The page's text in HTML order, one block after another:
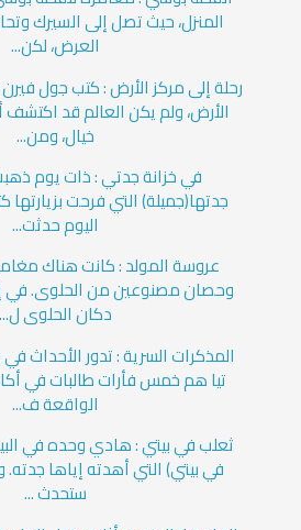
المنزل، حيث تصل إلى السيرك
العرض، لكن...
رحلة إلى مركز الأرض : كتب جول فيرن
الأرض، ولم يكن العالم قد
خيال، ومن...
في خزانة جدتي : ذات يوم ذهبت
جدتها(جميلة) التي فرحت بزيارتها
اليوم حدثت...
عروسة المولد : كانت هناك
وحصان مصنوعين من الحلوى. في
دكان الحلوى ل...
المذكرات السرية : تدور الأحداث في
تيا هم خمس فأرات طالبات في
الواقعة ف...
ثعلب في بيتي : هادي وحده في
في بيتي) التي أهدته إياها جدته.
ستحدث ...